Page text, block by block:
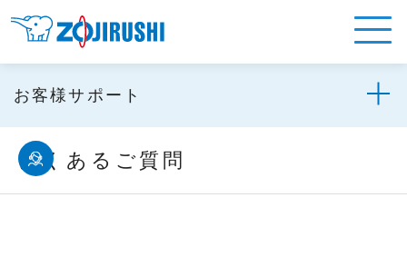
お客様サポート
よくあるご質問